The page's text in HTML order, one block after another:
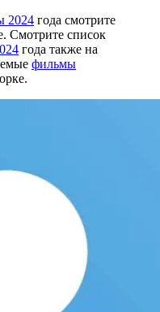
2024 года смотрите
Смотрите список
года также на
фильмы